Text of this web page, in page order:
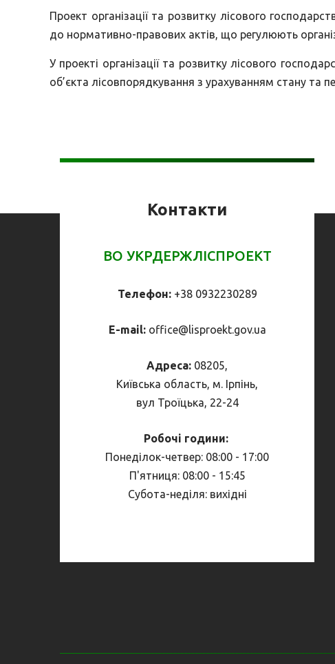
Проект організації та розвитку лісового
до нормативно-правових актів, що регулюють
У проекті організації та розвитку лісового
об’єкта лісовпорядкування з урахуванням стану та
Контакти
ВО УКРДЕРЖЛІСПРОЕКТ
Телефон:+38 0932230289
E-mail: office@lisproekt.gov.ua
Адреса: 08205,
Київська область, м. Ірпінь,
вул Троїцька, 22-24
Робочі години:
Понеділок-четвер: 08:00 - 17:00
П'ятниця: 08:00 - 15:45
Субота-неділя: вихідні